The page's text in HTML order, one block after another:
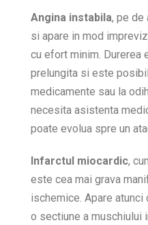
Angina instabila, pe de
si apare in mod
cu efort minim. Durerea
prelungita si este
medicamente sau la
necesita asistenta
poate evolua spre un
Infarctul miocardic,
este cea mai grava
ischemice. Apare
o sectiune a muschiului